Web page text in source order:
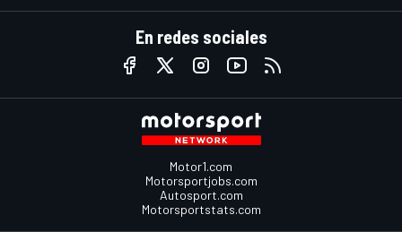
En redes sociales
Motor1.com
Motorsportjobs.com
Autosport.com
Motorsportstats.com